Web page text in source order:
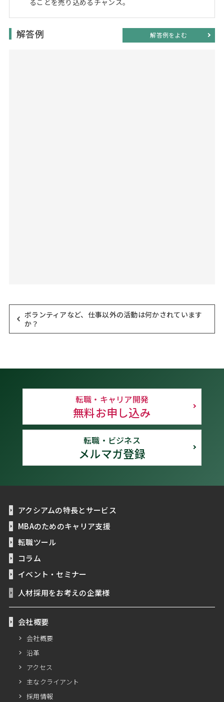
ることを売り込めるチャンス。
解答例 解答例をよむ
ボランティアなど、仕事以外の活動は何かされています
か？
転職・キャリア開発
無料お申し込み
転職・ビジネス
メルマガ登録
アクシアムの特長とサービス
MBAのためのキャリア支援
転職ツール
コラム
イベント・セミナー
人材採用をお考えの企業様
会社概要
会社概要
沿革
アクセス
主なクライアント
採用情報